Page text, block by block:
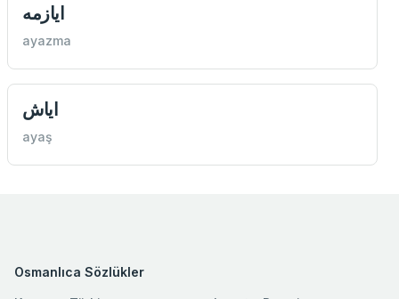
ايازمه
ayazma
اياش
ayaş
Osmanlıca Sözlükler